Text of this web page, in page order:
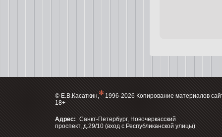
Адрес: Санкт-Петербург, Новочеркасский
проспект, д.29/10 (вход с Республиканской улицы)
© Е.В.Касаткин,
1996-2026 Копирование материалов
18+